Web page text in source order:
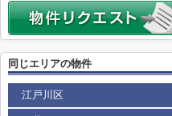
同じエリアの物件
江戸川区